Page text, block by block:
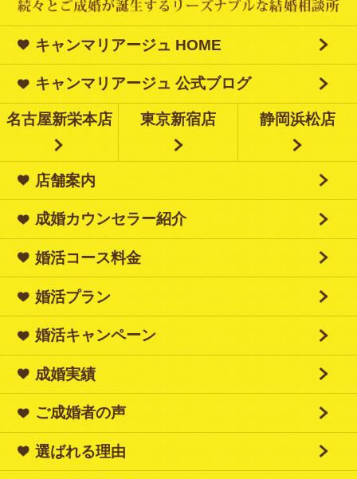
キャンマリアージュ HOME
キャンマリアージュ 公式ブログ
名古屋新栄本店 東京新宿店 静岡浜松店
店舗案内
成婚カウンセラー紹介
婚活コース料金
婚活プラン
婚活キャンペーン
成婚実績
ご成婚者の声
選ばれる理由